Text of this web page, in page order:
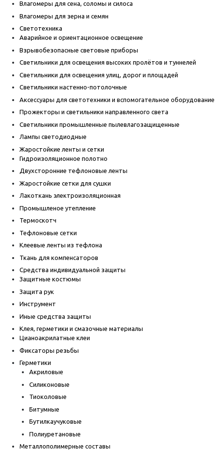
Влагомеры для сена, соломы и силоса
Влагомеры для зерна и семян
Светотехника
Аварийное и ориентационное освещение
Взрывобезопасные световые приборы
Светильники для освещения высоких пролётов и туннелей
Светильники для освещения улиц, дорог и площадей
Светильники настенно-потолочные
Аксессуары для светотехники и вспомогательное оборудование
Прожекторы и светильники направленного света
Светильники промышленные пылевлагозащищенные
Лампы светодиодные
Жаростойкие ленты и сетки
Гидроизоляционное полотно
Двухсторонние тефлоновые ленты
Жаростойкие сетки для сушки
Лакоткань электроизоляционная
Промышленое утепление
Термоскотч
Тефлоновые сетки
Клеевые ленты из тефлона
Ткань для компенсаторов
Средства индивидуальной защиты
Защитные костюмы
Защита рук
Инструмент
Иные средства защиты
Клея, герметики и смазочные материалы
Цианоакрилатные клеи
Фиксаторы резьбы
Герметики
Акриловые
Силиконовые
Тиоколовые
Битумные
Бутилкаучуковые
Полиуретановые
Металлополимерные составы